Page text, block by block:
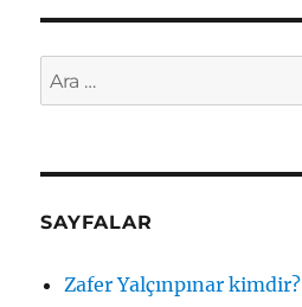
Ara:
SAYFALAR
Zafer Yalçınpınar kimdir?